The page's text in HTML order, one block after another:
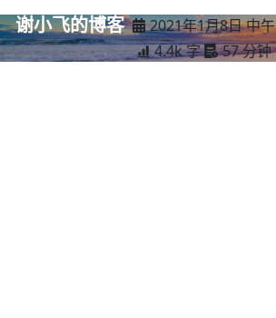
谢小飞的博客
2021年1月8日 中午
4.4k 字
57 分钟